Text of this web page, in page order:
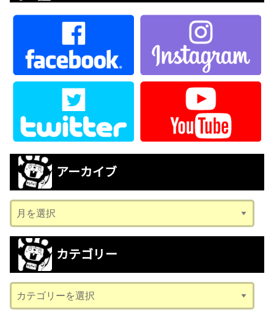
アーカイブ
ー
カ
ブ
カテゴリー
テ